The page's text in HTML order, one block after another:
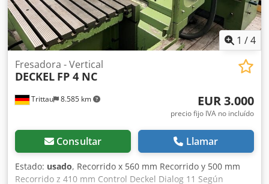
1 /4
Trittau 8.585 km
Fresadora - Vertical
DECKEL FP 4 NC
EUR 3.000
precio fijo IVA no incluído
Consultar Llamar
Estado: usado, Recorrido x 560 mm Recorrido y 500 mm
Recorrido z 410 mm Control Deckel Dialog 11 Según